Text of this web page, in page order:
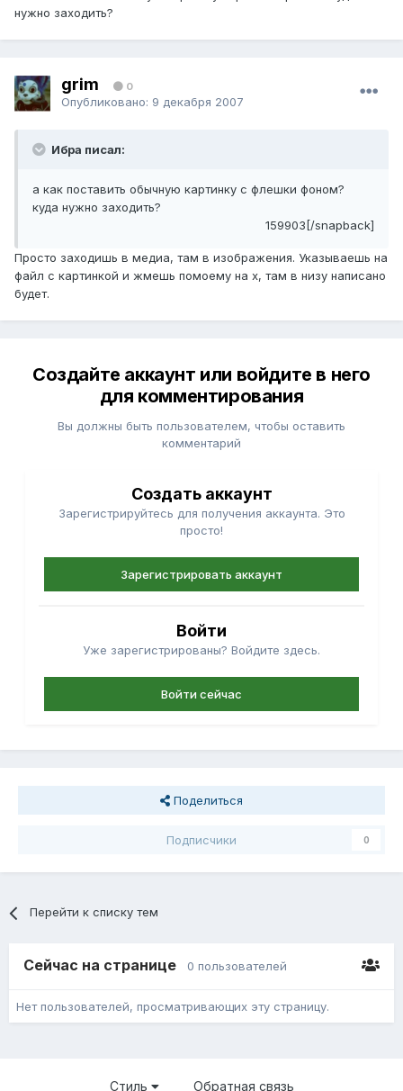
нужно заходить?
grim 0
Опубликовано: 9 декабря 2007
Ибра писал:
а как поставить обычную картинку с флешки фоном?
куда нужно заходить?
159903[/snapback]
Просто заходишь в медиа, там в изображения. Указываешь на
файл с картинкой и жмешь помоему на х, там в низу написано
будет.
Создайте аккаунт или войдите в него
для комментирования
Вы должны быть пользователем, чтобы оставить
комментарий
Создать аккаунт
Зарегистрируйтесь для получения аккаунта. Это
просто!
Зарегистрировать аккаунт
Войти
Уже зарегистрированы? Войдите здесь.
Войти сейчас
Поделиться
Подписчики 0
Перейти к списку тем
Сейчас на странице 0 пользователей
Нет пользователей, просматривающих эту страницу.
Стиль Обратная связь